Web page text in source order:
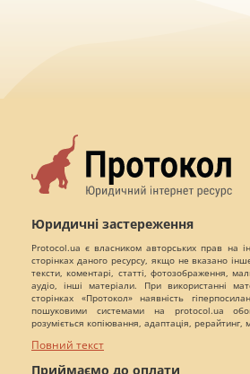
Юридичні застереження
Protocol.ua є власником авторських прав на
сторінках даного ресурсу, якщо не вказано
тексти, коментарі, статті, фотозображення,
аудіо, інші матеріали. При використанні
сторінках «Протокол» наявність
пошуковими системами на protocol.ua
розуміється копіювання, адаптація, рерайтинг,
Повний текст
Приймаємо до оплати